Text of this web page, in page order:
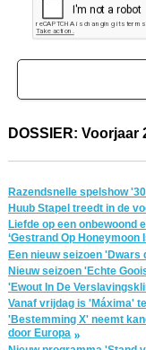
DOSSIER:
Razendsnelle spelshow
Huub Stapel treedt in de
Liefde op een onbewoond
‘Gestrand Op Honeymoon
Een nieuw seizoen 'Dwars
Nieuw seizoen 'Echte
'Ewout In De
Vanaf vrijdag is 'Máxima'
'Bestemming X' neemt
door Europa